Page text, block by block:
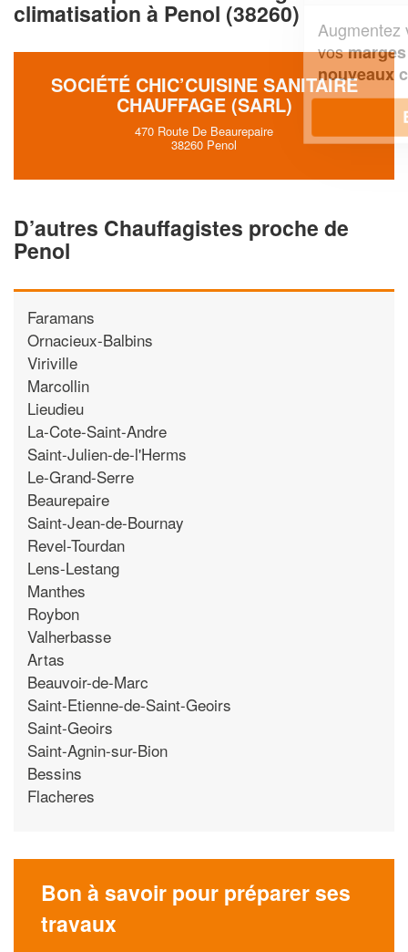
climatisation à Penol (38260)
SOCIÉTÉ CHIC’CUISINE SANITAIRE
CHAUFFAGE (SARL)
470 Route De Beaurepaire
38260 Penol
D’autres Chauffagistes proche de
Penol
Faramans
Ornacieux-Balbins
Viriville
Marcollin
Lieudieu
La-Cote-Saint-Andre
Saint-Julien-de-l'Herms
Le-Grand-Serre
Beaurepaire
Saint-Jean-de-Bournay
Revel-Tourdan
Lens-Lestang
Manthes
Roybon
Valherbasse
Artas
Beauvoir-de-Marc
Saint-Etienne-de-Saint-Geoirs
Saint-Geoirs
Saint-Agnin-sur-Bion
Bessins
Flacheres
Bon à savoir pour préparer ses
travaux
Augmentez votrechiffre d'affaireset
vosmargestout en gagnant de
nouveaux clients!
En savoir plus